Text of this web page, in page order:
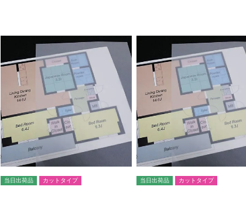
当日出荷品 カットタイプ 当日出荷品 カットタイプ